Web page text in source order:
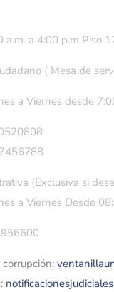
a.m. a 4:00 p.m Piso
( Mesa de
a Viernes desde
(Exclusiva si
a Viernes Desde